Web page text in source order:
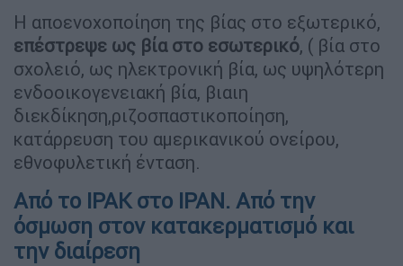
Η αποενοχοποίηση της βίας στο εξωτερικό,
επέστρεψε ως βία στο εσωτερικό, ( βία στο
σχολειό, ως ηλεκτρονική βία, ως υψηλότερη
ενδοοικογενειακή βία, βιαιη
διεκδίκηση,ριζοσπαστικοποίηση,
κατάρρευση του αμερικανικού ονείρου,
εθνοφυλετική ένταση.
Από το ΙΡΑΚ στο ΙΡΑΝ. Από την
όσμωση στον κατακερματισμό και
την διαίρεση